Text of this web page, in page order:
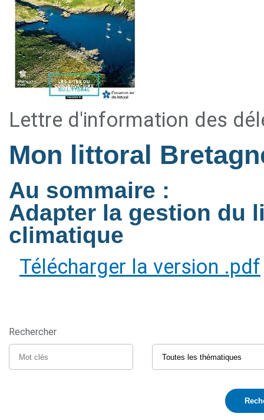
Lettre d'information des
Mon littoral
Au sommaire :
Adapter la gestion du
climatique
Télécharger la version .pdf
Rechercher